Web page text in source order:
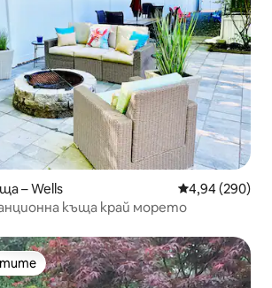
– Wells Средна
4,94 (290)
къща край морето
на гостите